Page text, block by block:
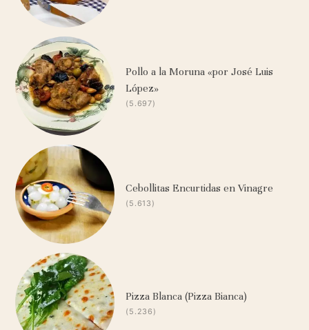
Pollo a la Moruna «por José Luis
López»
(5.697)
Cebollitas Encurtidas en Vinagre
(5.613)
Pizza Blanca (Pizza Bianca)
(5.236)